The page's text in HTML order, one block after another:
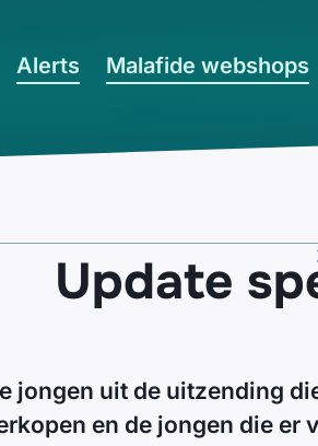
Alerts Malafide webshops
Update
jongen uit de uitzending
en de jongen die er